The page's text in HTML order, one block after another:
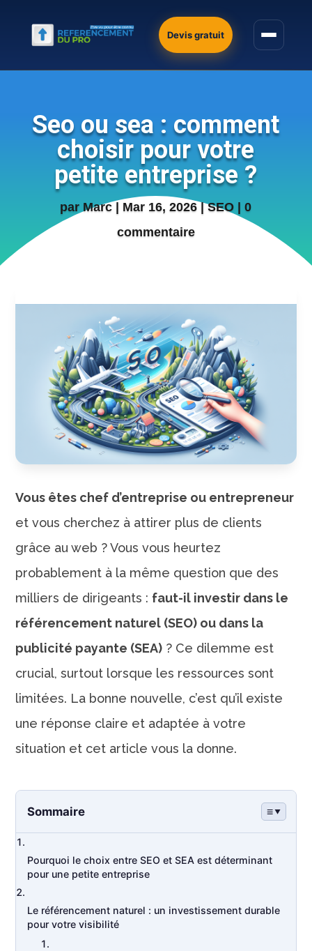
Devis gratuit
Seo ou sea : comment
choisir pour votre
petite entreprise ?
par Marc Mar 16, 2026 |SEO |0
commentaire
Vous êtes chef d’entreprise ou entrepreneur
et vous cherchez à attirer plus de clients
grâce au web ? Vous vous heurtez
probablement à la même question que des
milliers de dirigeants : faut-il investir dans le
référencement naturel (SEO) ou dans la
publicité payante (SEA) ? Ce dilemme est
crucial, surtout lorsque les ressources sont
limitées. La bonne nouvelle, c’est qu’il existe
une réponse claire et adaptée à votre
situation et cet article vous la donne.
Sommaire
Pourquoi le choix entre SEO et SEA est déterminant
pour une petite entreprise
Le référencement naturel : un investissement durable
pour votre visibilité